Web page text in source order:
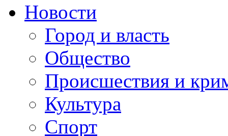
Новости
Город и власть
Общество
Происшествия и
Культура
Спорт